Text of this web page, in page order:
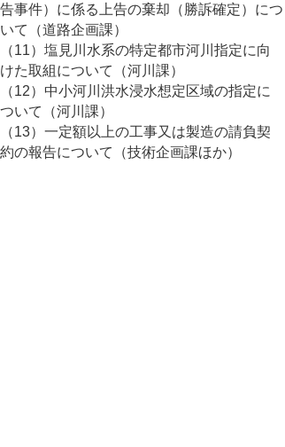
告事件）に係る上告の棄却（勝訴確定）につ
いて（道路企画課）
（11）塩見川水系の特定都市河川指定に向
けた取組について（河川課）
（12）中小河川洪水浸水想定区域の指定に
ついて（河川課）
（13）一定額以上の工事又は製造の請負契
約の報告について（技術企画課ほか）